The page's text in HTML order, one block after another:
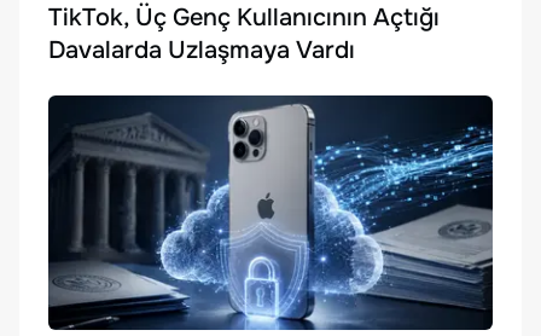
TikTok, Üç Genç Kullanıcının Açtığı
Davalarda Uzlaşmaya Vardı